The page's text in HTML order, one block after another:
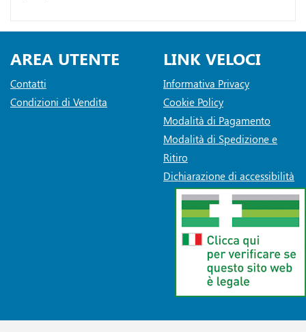
AREA UTENTE
Contatti
Condizioni di Vendita
LINK VELOCI
Informativa Privacy
Cookie Policy
Modalità di Pagamento
Modalità di Spedizione e
Ritiro
Dichiarazione di accessibilità